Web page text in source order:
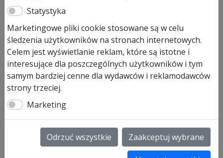
Sprężyna naciągowa nr 740 do
Statystyka
Marketingowe pliki cookie stosowane są w celu
śledzenia użytkowników na stronach internetowych.
Celem jest wyświetlanie reklam, które są istotne i
interesujące dla poszczególnych użytkowników i tym
samym bardziej cenne dla wydawców i reklamodawców
strony trzeciej.
Marketing
Odrzuć wszystkie Zaakceptuj wybrane